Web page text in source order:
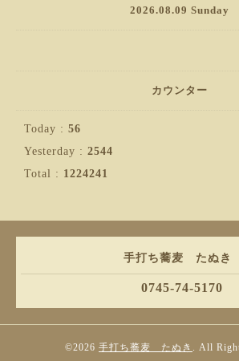
2026.08.09 Sunday
カウンター
Today : 56
Yesterday : 2544
Total : 1224241
手打ち蕎麦 たぬき
0745-74-5170
©2026 手打ち蕎麦 たぬき . All